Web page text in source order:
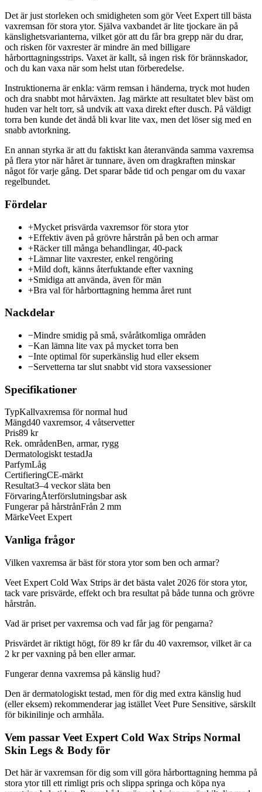
Det är just storleken och smidigheten som gör Veet Expert till bästa
vaxremsan för stora ytor. Själva vaxbandet är lite tjockare än på
känslighetsvarianterna, vilket gör att du får bra grepp när du drar,
och risken för vaxrester är mindre än med billigare
hårborttagningsstrips. Vaxet är kallt, så ingen risk för brännskador,
och du kan vaxa när som helst utan förberedelse.
Instruktionerna är enkla: värm remsan i händerna, tryck mot huden
och dra snabbt mot hårväxten. Jag märkte att resultatet blev bäst om
huden var helt torr, så undvik att vaxa direkt efter dusch. På väldigt
torra ben kunde det ändå bli kvar lite vax, men det löser sig med en
snabb avtorkning.
En annan styrka är att du faktiskt kan återanvända samma vaxremsa
på flera ytor när håret är tunnare, även om dragkraften minskar
något för varje gång. Det sparar både tid och pengar om du vaxar
regelbundet.
Fördelar
+Mycket prisvärda vaxremsor för stora ytor
+Effektiv även på grövre hårstrån på ben och armar
+Räcker till många behandlingar, 40-pack
+Lämnar lite vaxrester, enkel rengöring
+Mild doft, känns återfuktande efter vaxning
+Smidiga att använda, även för män
+Bra val för hårborttagning hemma året runt
Nackdelar
−Mindre smidig på små, svåråtkomliga områden
−Kan lämna lite vax på mycket torra ben
−Inte optimal för superkänslig hud eller eksem
−Servetterna tar slut snabbt vid stora vaxsessioner
Specifikationer
TypKallvaxremsa för normal hud
Mängd40 vaxremsor, 4 våtservetter
Pris89 kr
Rek. områdenBen, armar, rygg
Dermatologiskt testadJa
ParfymLåg
CertifieringCE-märkt
Resultat3–4 veckor släta ben
FörvaringÅterförslutningsbar ask
Fungerar på hårstrånFrån 2 mm
MärkeVeet Expert
Vanliga frågor
Vilken vaxremsa är bäst för stora ytor som ben och armar?
Veet Expert Cold Wax Strips är det bästa valet 2026 för stora ytor,
tack vare prisvärde, effekt och bra resultat på både tunna och grövre
hårstrån.
Vad är priset per vaxremsa och vad får jag för pengarna?
Prisvärdet är riktigt högt, för 89 kr får du 40 vaxremsor, vilket är ca
2 kr per vaxning på ben eller armar.
Fungerar denna vaxremsa på känslig hud?
Den är dermatologiskt testad, men för dig med extra känslig hud
(eller eksem) rekommenderar jag istället Veet Pure Sensitive, särskilt
för bikinilinje och armhåla.
Vem passar Veet Expert Cold Wax Strips Normal
Skin Legs & Body för
Det här är vaxremsan för dig som vill göra hårborttagning hemma på
stora ytor till ett rimligt pris och slippa springa och köpa nya